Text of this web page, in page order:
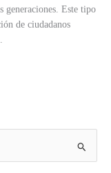
generaciones. Este tipo
de ciudadanos